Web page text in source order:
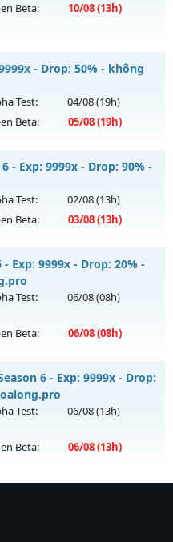
Beta: 10/08(13h)
chủ
- Drop: 50% - không
Test: 04/08(19h)
Beta: 05/08(19h)
chay
chủ
- Exp: 9999x - Drop: 90% -
Test: 02/08(13h)
Beta: 03/08(13h)
thủ, Đồ họa 60 fps
chủ
- Exp: 9999x - Drop: 20% -
Test: 06/08(08h)
Beta: 06/08(08h)
https://muhoalong.pro
chủ
vào 08h ngày
6 - Exp: 9999x - Drop:
Test: 06/08(13h)
Beta: 06/08(13h)
chủ